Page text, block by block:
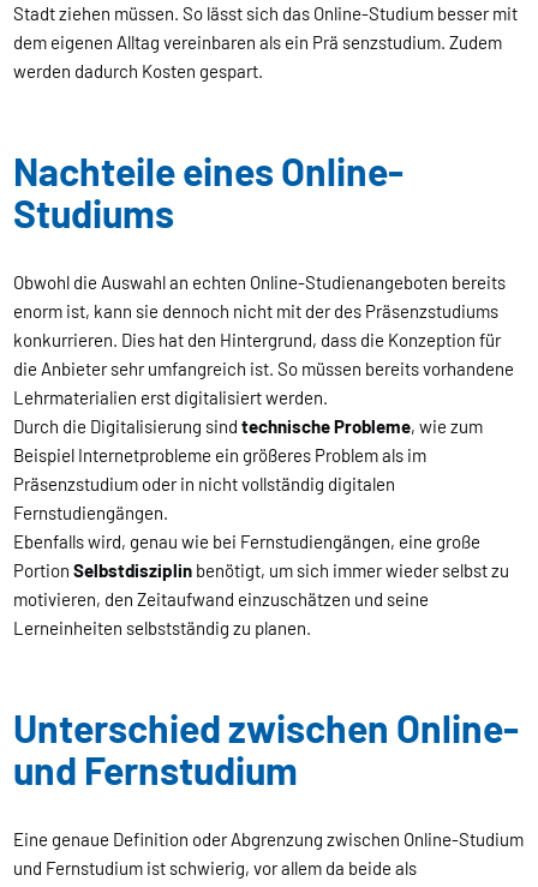
Stadt ziehen müssen. So lässt sich das Online-Studium besser mit
dem eigenen Alltag vereinbaren als ein Prä senzstudium. Zudem
werden dadurch Kosten gespart.
Nachteile eines Online-
Studiums
Obwohl die Auswahl an echten Online-Studienangeboten bereits
enorm ist, kann sie dennoch nicht mit der des Präsenzstudiums
konkurrieren. Dies hat den Hintergrund, dass die Konzeption für
die Anbieter sehr umfangreich ist. So müssen bereits vorhandene
Lehrmaterialien erst digitalisiert werden.
Durch die Digitalisierung sindtechnische Probleme, wie zum
Beispiel Internetprobleme ein größeres Problem als im
Präsenzstudium oder in nicht vollständig digitalen
Fernstudiengängen.
Ebenfalls wird, genau wie bei Fernstudiengängen, eine große
PortionSelbstdisziplin benötigt, um sich immer wieder selbst zu
motivieren, den Zeitaufwand einzuschätzen und seine
Lerneinheiten selbstständig zu planen.
Unterschied zwischen Online-
und Fernstudium
Eine genaue Definition oder Abgrenzung zwischen Online-Studium
und Fernstudium ist schwierig, vor allem da beide als